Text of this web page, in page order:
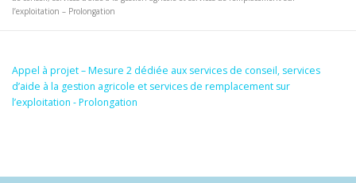
SIGNALER UNE FRAUDE
l’exploitation – Prolongation
Appel à projet – Mesure 2 dédiée aux services de conseil, services
d’aide à la gestion agricole et services de remplacement sur
l’exploitation - Prolongation